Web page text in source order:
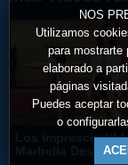
NOS
Utilizamos
para mostrarte
elaborado a
páginas
Puedes aceptar
o
Los
Marbella Design &